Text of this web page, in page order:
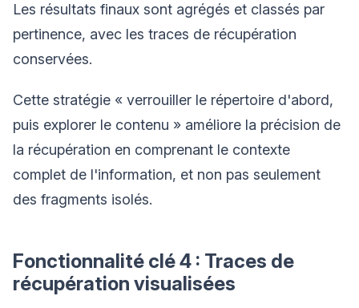
Les résultats finaux sont agrégés et classés par
pertinence, avec les traces de récupération
conservées.
Cette stratégie « verrouiller le répertoire d'abord,
puis explorer le contenu » améliore la précision de
la récupération en comprenant le contexte
complet de l'information, et non pas seulement
des fragments isolés.
Fonctionnalité clé 4 : Traces de
récupération visualisées